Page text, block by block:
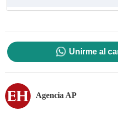
Unirme al
Agencia AP